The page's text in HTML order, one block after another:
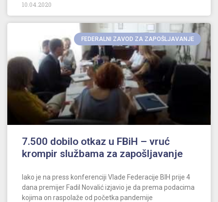
10.04.2020
FEDERALNI ZAVOD ZA ZAPOŠLJAVANJE
7.500 dobilo otkaz u FBiH – vruć
krompir službama za zapošljavanje
Iako je na press konferenciji Vlade Federacije BIH prije 4
dana premijer Fadil Novalić izjavio je da prema podacima
kojima on raspolaže od početka pandemije